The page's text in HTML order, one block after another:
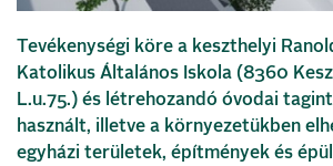
Tevékenységi köre a keszthelyi
Katolikus Általános Iskola (8360
L.u.75.) és létrehozandó óvodai
használt, illetve a környezetükben
egyházi területek, építmények és